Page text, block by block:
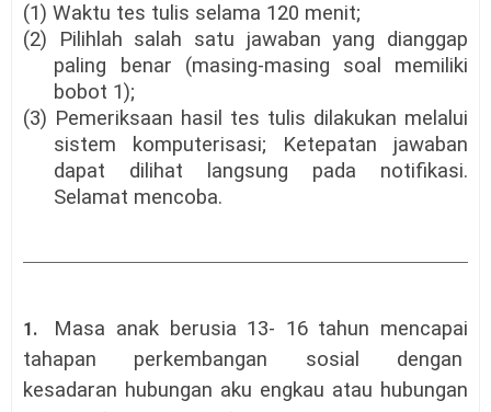
(1) Waktu tes tulis selama 120 menit;
(2) Pilihlah salah satu jawaban yang dianggap
paling benar (masing-masing soal memiliki
bobot 1);
(3) Pemeriksaan hasil tes tulis dilakukan melalui
sistem komputerisasi; Ketepatan jawaban
dapat dilihat langsung pada notifikasi.
Selamat mencoba.
1.
Masa anak berusia 13- 16 tahun mencapai
tahapan perkembangan sosial dengan
kesadaran hubungan aku engkau atau hubungan